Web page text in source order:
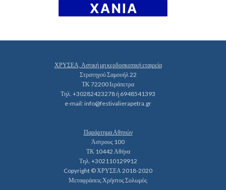
ΧΡΥΣΕΑ, Αστική μη κερδοσκοπική εταιρεία
Στρατηγού Σαμουήλ 22
ΤΚ 72200 Ιεράπετρα
Τηλ. +30282423278 ή 6948541393
e-mail:info@festivalierapetra.gr
Παράρτημα Αθηνών
Άστρους 100
ΤΚ 10442 Αθήνα
Τηλ. +302110129912
Copyright © ΧΡΥΣΕΑ 2018-2020
Μεταφράσεις Χρήστος Σολωμός